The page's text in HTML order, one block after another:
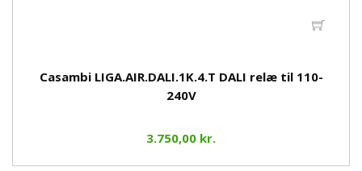
Casambi LIGA.AIR.DALI.1K.4.T DALI relæ til 110-
240V
3.750,00 kr.